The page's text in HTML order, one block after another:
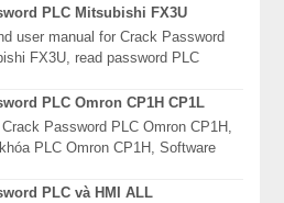
PLC Mitsubishi FX3U
user manual for Crack Password
FX3U, read password PLC
PLC Omron CP1H CP1L
Password PLC Omron CP1H,
PLC Omron CP1H, Software
CP1*...
PLC và HMI ALL